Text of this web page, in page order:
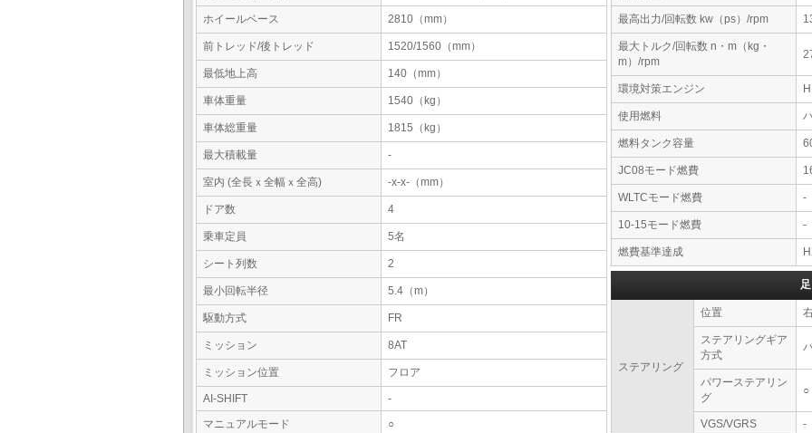
ホイールベース 2810（mm）
前トレッド/後トレッド 1520/1560（mm）
最低地上高 140（mm）
車体重量 1540（kg）
車体総重量 1815（kg）
最大積載量 -
室内 (全長ｘ全幅ｘ全高) -x-x-（mm）
ドア数 4
乗車定員 5名
シート列数 2
最小回転半径 5.4（m）
駆動方式 FR
ミッション 8AT
ミッション位置 フロア
AI-SHIFT
-
マニュアルモード
○
最高出力/回転数 kw（ps）/rpm
最大トルク/回転数 n・m（kg・
m）/rpm
環境対策エンジン
使用燃料
燃料タンク容量
JC08モード燃費
WLTCモード燃費 -
10-15モード燃費 -
燃費基準達成
ステアリング
位置
ステアリングギア
方式
パワーステアリン
グ
○
VGS/VGRS -